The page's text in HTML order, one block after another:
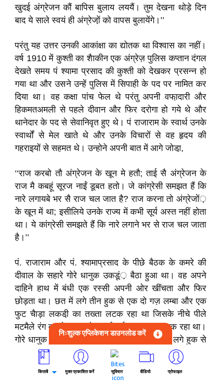
खुदई अंग्रेजन कौं बापिस बुलाय लययैं। तुम देखना थोड़े दिन
बाद ये साले स्वयं ही अंग्रेजा़ें को वापस बुलायेंगे।’’
परंतु यह उत्तर उनकी आकांक्षा का द्योतक था विश्वास का नहीं।
वर्ष 1910 में कुश्ती का शैाकीन एक अंग्रेज़ पुलिस कप्तान दंगल
देखते समय पं श्यामा प्रसाद की कुश्ती को देखकर प्रसन्न हो
गया था और उसने उन्हें पुलिस में सिपाही के पद पर नामित कर
दिया था। वह कक्षा पांच फेल थे परंतु अपनी वफा़दारी और
हिकमतअमली से पहले दीवान और फिर दरोगा हो गये थे और
थानेदार के पद से सेवानिवृत हुए थे। पं राजाराम के स्वार्थ उनके
स्वार्थों से मेल खाते थे और उनके विचारों से वह हृदय की
गहराइयों से सहमत थे। उन्होने अपनी बात में आगे जोडा़,
‘‘राज करबो तौ अंग्रेजन के खून मे हतौ; ताई सै अंग्रेजन के
राज मै कबहूं सूरज नाईं डूबत हतो। जे कांग्रेसी समझत हैं कि
नारे लगायबे भर सै राज चल जात है? राज करना तो अंग्रेजों़
के खून में था; इसीलिये उनके राज्य में कभी सूर्य अस्त नहीं होता
था। ये कांग्रेसी समझते हैं कि नारे लगाने भर से राज चल जाता
है।’’
पं. राजाराम और पं. श्यामाप्रसाद के पीछे बैठक के कमरे की
दीवाल के सहारे गोरे धानुक उकडूं़ बैठा हुआ था। वह अपने
दाहिने हाथ में बंधी एक रस्सी अपनी ओर खींचता और फिर
छोड़ता था। छत में लगे तीन हुक से एक दो गज़ लम्बा और एक
फुट चैाड़ा लकडी़ का तख्ता लटक रहा था जिसके नीचे पीले
मटमैले रंग का डेढ़ फुट चैडा़ कई पर्त का कपड़ा लटक रहा था।
गोरे धानुक के हाथ में बंधी रस्सी लकडी़ के तख़्ते में लगे हुक से
फंसी थी और रस्सी खींचने और उसमें ढील देने के साथ यह पंखा
हिलता था और हवा की उमस को कम कर रहा था। गोरे धानुक
उन दोनों की बातें रामायण की इस चैपाई वाले भाव से सुन रहा
निःशुल्क एप्लिकेशन डाउनलोड करें
किताबें मुक्त प्रकाशित करें सुविचार वीडियो प्रोफाइल